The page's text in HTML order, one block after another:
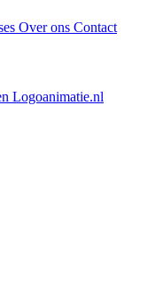
Over ons Contact
Logoanimatie.nl